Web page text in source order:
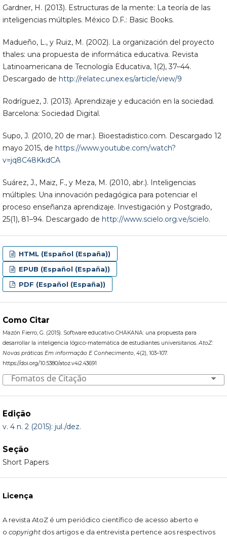
Gardner, H. (2013). Estructuras de la mente: La teoría de las
inteligencias múltiples. México D.F.: Basic Books.
Madueño, L., y Ruiz, M. (2002). La organización del proyecto
thales: una propuesta de informática educativa. Revista
Latinoamericana de Tecnología Educativa, 1(2), 37–44.
Descargado de http://relatec.unex.es/article/view/9
Rodríguez, J. (2013). Aprendizaje y educación en la sociedad.
Barcelona: Sociedad Digital.
Supo, J. (2010, 20 de mar.). Bioestadistico.com. Descargado 12
mayo 2015, de https://www.youtube.com/watch?
v=jq8C48KkdCA
Suárez, J., Maiz, F., y Meza, M. (2010, abr.). Inteligencias
múltiples: Una innovación pedagógica para potenciar el
proceso enseñanza aprendizaje. Investigación y Postgrado,
25(1), 81–94. Descargado de http://www.scielo.org.ve/scielo.
HTML (Español (España))
EPUB (Español (España))
PDF (Español (España))
Como Citar
Mazón Fierro, G. (2015). Software educativo CHAKANA: una propuesta para
desarrollar la inteligencia lógico-matemática de estudiantes universitarios.AtoZ:
Novas práticas Em informação E Conhecimento, 4(2), 103–107.
https://doi.org/10.5380/atoz.v4i2.43691
Fomatos de Citação
Edição
v. 4 n. 2 (2015): jul./dez.
Seção
Short Papers
Licença
A revista AtoZ é um periódico científico de acesso aberto e
o copyrightdos artigos e da entrevista pertence aos respectivos